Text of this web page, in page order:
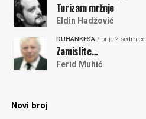
Turizam mržnje
Eldin Hadžović
DUHANKESA/ prije 2 sedmice
Zamislite…
Ferid Muhić
Novi broj